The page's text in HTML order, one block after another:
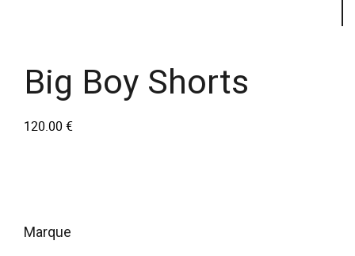
Big Boy Shorts
120.00 €
marque